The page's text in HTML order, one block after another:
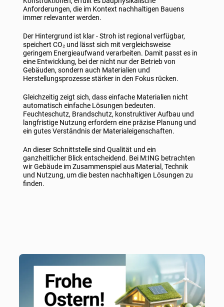
Anforderungen, die im Kontext nachhaltigen Bauens
immer relevanter werden.
Der Hintergrund ist klar - Stroh ist regional verfügbar,
speichert CO₂ und lässt sich mit vergleichsweise
geringem Energieaufwand verarbeiten. Damit passt es in
eine Entwicklung, bei der nicht nur der Betrieb von
Gebäuden, sondern auch Materialien und
Herstellungsprozesse stärker in den Fokus rücken.
Gleichzeitig zeigt sich, dass einfache Materialien nicht
automatisch einfache Lösungen bedeuten.
Feuchteschutz, Brandschutz, konstruktiver Aufbau und
langfristige Nutzung erfordern eine präzise Planung und
ein gutes Verständnis der Materialeigenschaften.
An dieser Schnittstelle sind Qualität und ein
ganzheitlicher Blick entscheidend. Bei M:ING betrachten
wir Gebäude im Zusammenspiel aus Material, Technik
und Nutzung, um die besten nachhaltigen Lösungen zu
finden.